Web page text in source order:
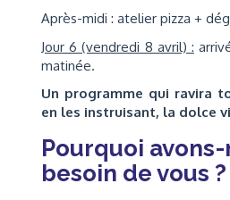
Après-midi : atelier pizza +
Jour 6 (vendredi 8 avril) :
matinée.
Un programme qui ravira
en les instruisant, la dolce
Pourquoi
besoin de vous ?